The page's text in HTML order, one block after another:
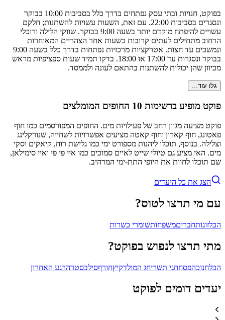
בפוקט, חנויות ובתי עסק נפתחים בדרך כלל בסביבות 10:00 בבוקר
ונסגרים בסביבות 22:00. עם זאת, השעות עשויות להשתנות; חלקם
עשויים להיפתח מוקדם יותר בשעה 9:00 בבוקר. שווקי הלילה ורוכלי
הרחוב מתחילים לעתים קרובות בשעות אחר הצהריים המאוחרות
ונמשכים עד חצות. אטרקציות מרכזיות נפתחות בדרך כלל בשעה 9:00
בבוקר ונסגרות עד 17:00 או 18:00. בדקו תמיד שעות ספציפיות מראש
מכיוון שהן יכולות להשתנות בהתאם לעונה ולממסד.
גלו עוד...
פוקט מופיע ברשימות 10 החופים המומלצים
פוקט מציעה מגוון רחב של פעילויות מים. החופים המפורסמים כמו חוף
פאטונג, חוף קארון וחוף קאטה מציעים אפשרויות לשחייה, שנורקלינג
וצלילה. בנוסף, תוכלו ליהנות מספורט ימי כמו גלישת רוח, קיאקים וסקי
מים. האי מציע גם טיולי שייט לאיים סמוכים כמו איי פי פי ואיי סימילאן,
שם תוכלו לחוות את היופי התת-ימי המרהיב.
הצג את כל היעדים
עם מי תרצו לטוס?
הכלזוגותחבריםמשפחותשומרי כשרות
מתי תרצו לנפוש בפוקט?
הכלחנוכהפסחחגי תשריחג המולדקיץחורףסילבסטרהרגע האחרון
יעדים דומים לפוקט